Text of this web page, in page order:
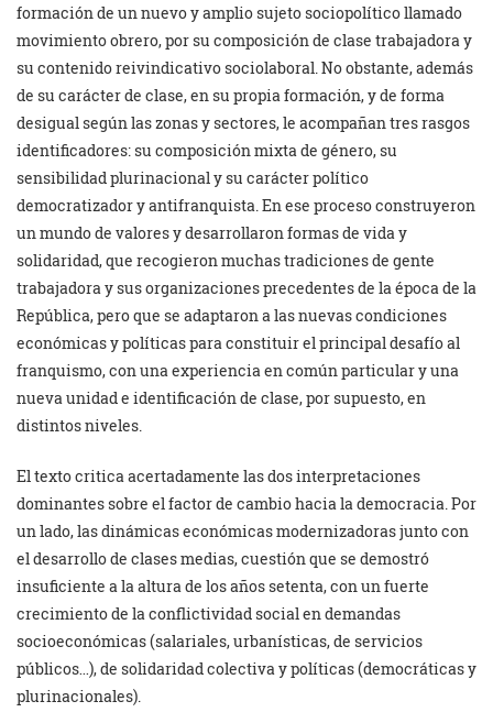
formación de un nuevo y amplio sujeto sociopolítico llamado
movimiento obrero, por su composición de clase trabajadora y
su contenido reivindicativo sociolaboral. No obstante, además
de su carácter de clase, en su propia formación, y de forma
desigual según las zonas y sectores, le acompañan tres rasgos
identificadores: su composición mixta de género, su
sensibilidad plurinacional y su carácter político
democratizador y antifranquista. En ese proceso construyeron
un mundo de valores y desarrollaron formas de vida y
solidaridad, que recogieron muchas tradiciones de gente
trabajadora y sus organizaciones precedentes de la época de la
República, pero que se adaptaron a las nuevas condiciones
económicas y políticas para constituir el principal desafío al
franquismo, con una experiencia en común particular y una
nueva unidad e identificación de clase, por supuesto, en
distintos niveles.
El texto critica acertadamente las dos interpretaciones
dominantes sobre el factor de cambio hacia la democracia. Por
un lado, las dinámicas económicas modernizadoras junto con
el desarrollo de clases medias, cuestión que se demostró
insuficiente a la altura de los años setenta, con un fuerte
crecimiento de la conflictividad social en demandas
socioeconómicas (salariales, urbanísticas, de servicios
públicos…), de solidaridad colectiva y políticas (democráticas y
plurinacionales).